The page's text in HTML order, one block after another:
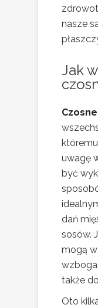
nasze
Jak
uwagę
być
dań
sosów.
mogą
także
Oto